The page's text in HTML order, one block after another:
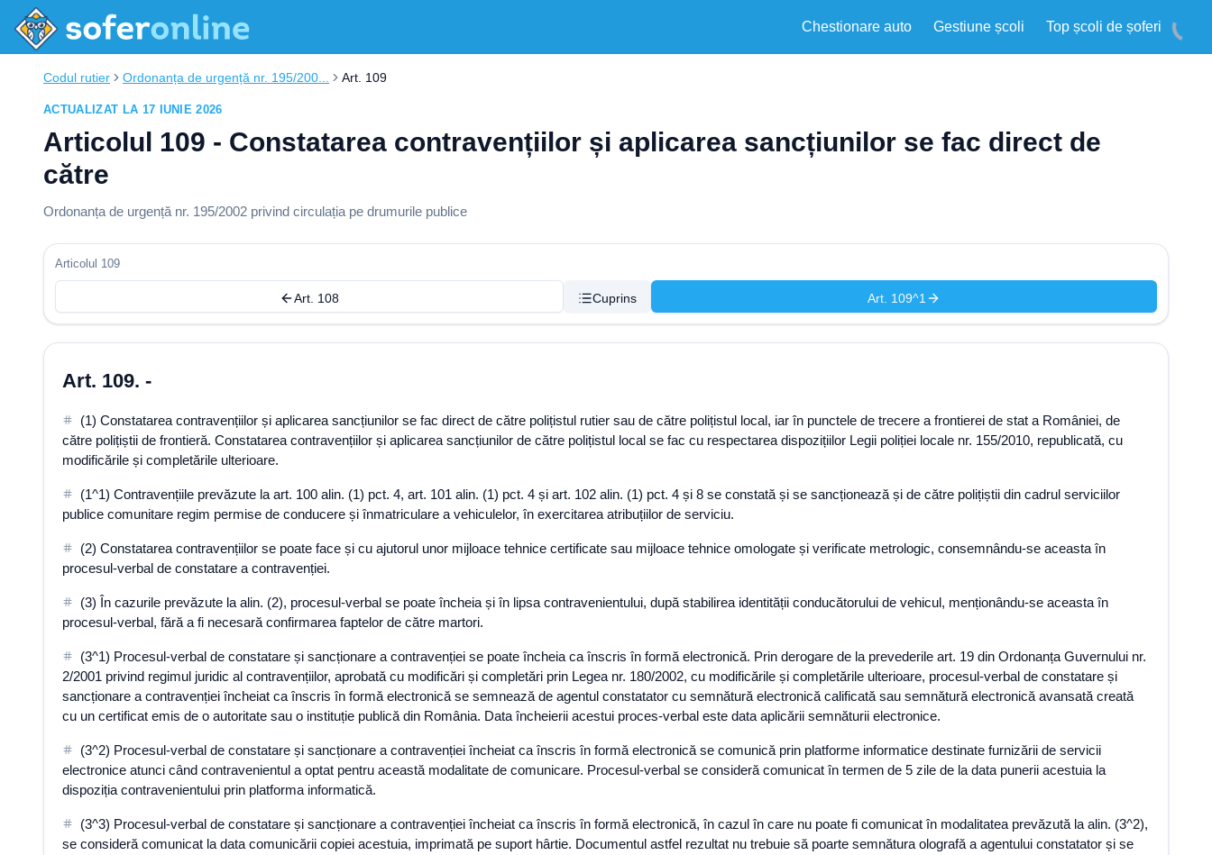
Chestionare auto Gestiune școli Top școli de șoferi
Codul rutier Ordonanța de urgență nr. 195/200... Art. 109
ACTUALIZAT LA 17 IUNIE 2026
Articolul 109 - Constatarea contravențiilor și aplicarea sancțiunilor se fac direct de
către
Ordonanța de urgență nr. 195/2002 privind circulația pe drumurile publice
Articolul 109
Art. 108 Cuprins Art. 109^1
Art. 109. -
(1) Constatarea contravențiilor și aplicarea sancțiunilor se fac direct de către polițistul rutier sau de către polițistul local, iar în punctele de trecere a frontierei de stat a României, de
către polițiștii de frontieră. Constatarea contravențiilor și aplicarea sancțiunilor de către polițistul local se fac cu respectarea dispozițiilor Legii poliției locale nr. 155/2010, republicată, cu
modificările și completările ulterioare.
(1^1) Contravențiile prevăzute la art. 100 alin. (1) pct. 4, art. 101 alin. (1) pct. 4 și art. 102 alin. (1) pct. 4 și 8 se constată și se sancționează și de către polițiștii din cadrul serviciilor
publice comunitare regim permise de conducere și înmatriculare a vehiculelor, în exercitarea atribuțiilor de serviciu.
(2) Constatarea contravențiilor se poate face și cu ajutorul unor mijloace tehnice certificate sau mijloace tehnice omologate și verificate metrologic, consemnându-se aceasta în
procesul-verbal de constatare a contravenției.
(3) În cazurile prevăzute la alin. (2), procesul-verbal se poate încheia și în lipsa contravenientului, după stabilirea identității conducătorului de vehicul, menționându-se aceasta în
procesul-verbal, fără a fi necesară confirmarea faptelor de către martori.
(3^1) Procesul-verbal de constatare și sancționare a contravenției se poate încheia ca înscris în formă electronică. Prin derogare de la prevederile art. 19 din Ordonanța Guvernului nr.
2/2001 privind regimul juridic al contravențiilor, aprobată cu modificări și completări prin Legea nr. 180/2002, cu modificările și completările ulterioare, procesul-verbal de constatare și
sancționare a contravenției încheiat ca înscris în formă electronică se semnează de agentul constatator cu semnătură electronică calificată sau semnătură electronică avansată creată
cu un certificat emis de o autoritate sau o instituție publică din România. Data încheierii acestui proces-verbal este data aplicării semnăturii electronice.
(3^2) Procesul-verbal de constatare și sancționare a contravenției încheiat ca înscris în formă electronică se comunică prin platforme informatice destinate furnizării de servicii
electronice atunci când contravenientul a optat pentru această modalitate de comunicare. Procesul-verbal se consideră comunicat în termen de 5 zile de la data punerii acestuia la
dispoziția contravenientului prin platforma informatică.
(3^3) Procesul-verbal de constatare și sancționare a contravenției încheiat ca înscris în formă electronică, în cazul în care nu poate fi comunicat în modalitatea prevăzută la alin. (3^2),
se consideră comunicat la data comunicării copiei acestuia, imprimată pe suport hârtie. Documentul astfel rezultat nu trebuie să poarte semnătura olografă a agentului constatator și se